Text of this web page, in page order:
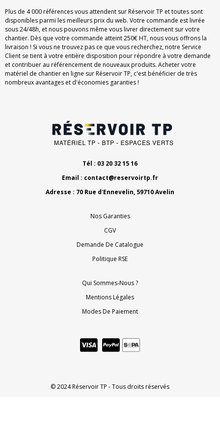
Plus de 4 000 références vous attendent sur Réservoir TP et toutes sont
disponibles parmi les meilleurs prix du web. Votre commande est livrée
sous 24/48h, et nous pouvons même vous livrer directement sur votre
chantier. Dès que votre commande atteint 250€ HT, nous vous offrons la
livraison ! Si vous ne trouvez pas ce que vous recherchez, notre Service
Client se tient à votre entière disposition pour répondre à votre demande
et contribuer au référencement de nouveaux produits. Acheter votre
matériel de chantier en ligne sur Réservoir TP, c'est bénéficier de très
nombreux avantages et d'économies garanties !
Tél : 03 20 32 15 16
Email : contact@reservoirtp.fr
Adresse : 70 Rue d'Ennevelin, 59710 Avelin
Nos Garanties
CGV
Demande De Catalogue
Politique RSE
Qui Sommes-Nous ?
Mentions Légales
Modes De Paiement
© 2024 Réservoir TP - Tous droits réservés